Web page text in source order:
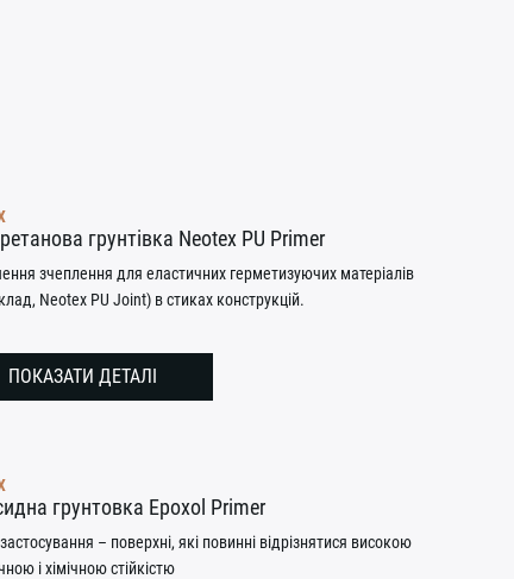
грунтівка Neotex PU Primer
зчеплення для еластичних герметизуючих матеріалів
Neotex PU Joint) в стиках конструкцій.
ПОКАЗАТИ ДЕТАЛІ
грунтовка Epoxol Primer
– поверхні, які повинні відрізнятися високою
і хімічною стійкістю